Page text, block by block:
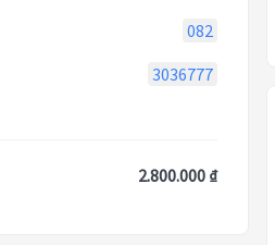
082
3036777
2.800.000 ₫